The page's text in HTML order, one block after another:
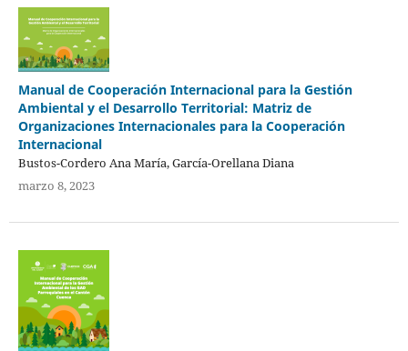
Manual de Cooperación Internacional para la Gestión
Ambiental y el Desarrollo Territorial: Matriz de
Organizaciones Internacionales para la Cooperación
Internacional
Bustos-Cordero Ana María, García-Orellana Diana
marzo 8, 2023